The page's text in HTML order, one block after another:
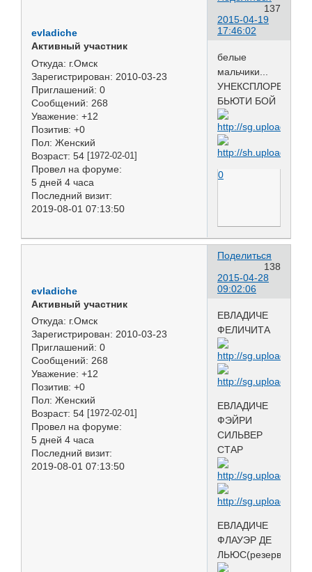
137
2015-04-19
17:46:02
evladiche
Активный участник
Откуда: г.Омск
Зарегистрирован: 2010-03-23
Приглашений: 0
Сообщений: 268
Уважение: +12
Позитив: +0
Пол: Женский
Возраст: 54 [1972-02-01]
Провел на форуме:
5 дней 4 часа
Последний визит:
2019-08-01 07:13:50
белые
мальчики...
УНЕКСПЛОРЕД
БЬЮТИ БОЙ
0
Поделиться
138
2015-04-28
09:02:06
evladiche
Активный участник
Откуда: г.Омск
Зарегистрирован: 2010-03-23
Приглашений: 0
Сообщений: 268
Уважение: +12
Позитив: +0
Пол: Женский
Возраст: 54 [1972-02-01]
Провел на форуме:
5 дней 4 часа
Последний визит:
2019-08-01 07:13:50
ЕВЛАДИЧЕ
ФЕЛИЧИТА
ЕВЛАДИЧЕ
ФЭЙРИ
СИЛЬВЕР
СТАР
ЕВЛАДИЧЕ
ФЛАУЭР ДЕ
ЛЬЮС(резерв)